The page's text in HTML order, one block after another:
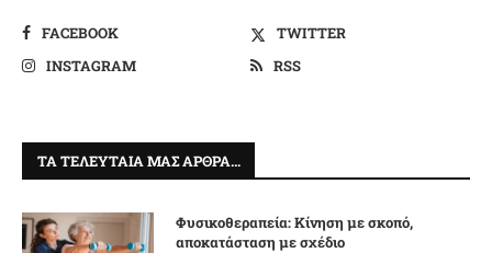
FACEBOOK
TWITTER
INSTAGRAM
RSS
ΤΑ ΤΕΛΕΥΤΑΊΑ ΜΑΣ ΆΡΘΡΑ…
Φυσικοθεραπεία: Κίνηση με σκοπό,
αποκατάσταση με σχέδιο